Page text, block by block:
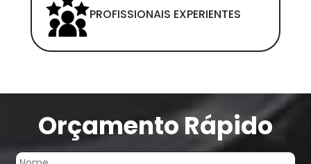
PROFISSIONAIS EXPERIENTES
Orçamento Rápido